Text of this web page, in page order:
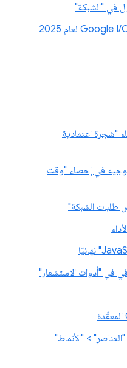
في "الشبكة"
"شجرة اعتمادية
في إحصاء "وقت
طلبات الشبكة"
في "أدوات الاستشعار"